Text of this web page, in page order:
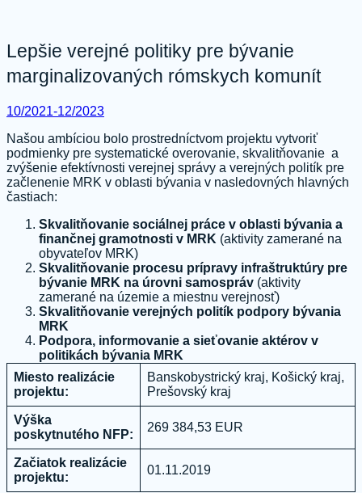
Lepšie verejné politiky pre bývanie
marginalizovaných rómskych komunít
10/2021-12/2023
Našou ambíciou bolo prostredníctvom projektu vytvoriť
podmienky pre systematické overovanie, skvalitňovanie a
zvýšenie efektívnosti verejnej správy a verejných politík pre
začlenenie MRK v oblasti bývania v nasledovných hlavných
častiach:
Skvalitňovanie sociálnej práce v oblasti bývania a
finančnej gramotnosti v MRK (aktivity zamerané na
obyvateľov MRK)
Skvalitňovanie procesu prípravy infraštruktúry pre
bývanie MRK na úrovni samospráv (aktivity
zamerané na územie a miestnu verejnosť)
Skvalitňovanie verejných politík podpory bývania
MRK
Podpora, informovanie a sieťovanie aktérov v
politikách bývania MRK
Miesto realizácie
projektu:
Banskobystrický kraj, Košický kraj,
Prešovský kraj
Výška
poskytnutého NFP:
269 384,53 EUR
Začiatok realizácie
projektu:
01.11.2019